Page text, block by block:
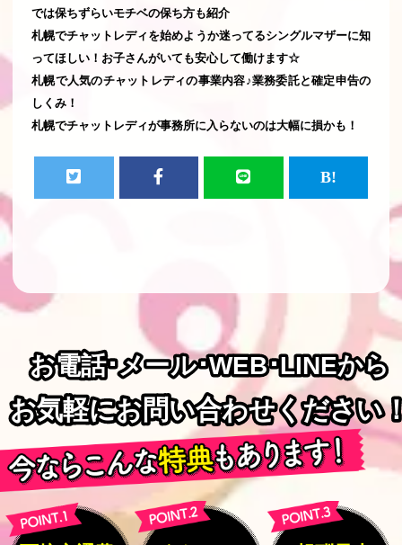
では保ちずらいモチベの保ち方も紹介
札幌でチャットレディを始めようか迷ってるシングルマザーに知
ってほしい！お子さんがいても安心して働けます☆
札幌で人気のチャットレディの事業内容♪業務委託と確定申告の
しくみ！
札幌でチャットレディが事務所に入らないのは大幅に損かも！
お電話･メール･WEB･LINEから
お電話･メール･WEB･LINEから
お気軽にお問い合わせください
お気軽にお問い合わせください